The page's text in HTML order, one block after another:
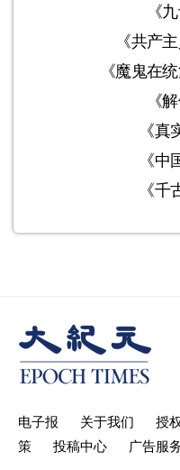
《
《共产
《魔鬼在
《
《真
《中
《千
电子报 关于我们 授
策
投稿中心 广告服